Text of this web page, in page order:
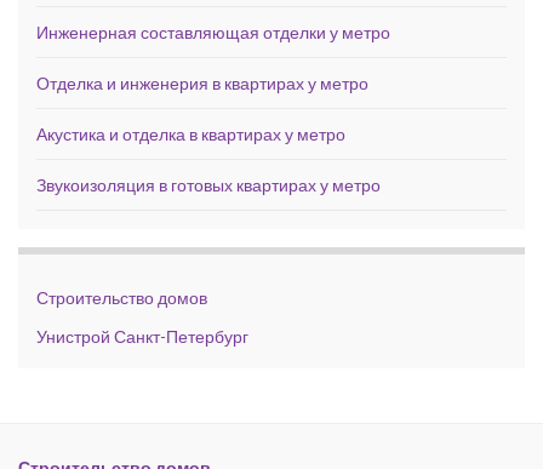
Инженерная составляющая отделки у метро
Отделка и инженерия в квартирах у метро
Акустика и отделка в квартирах у метро
Звукоизоляция в готовых квартирах у метро
Строительство домов
Унистрой Санкт-Петербург